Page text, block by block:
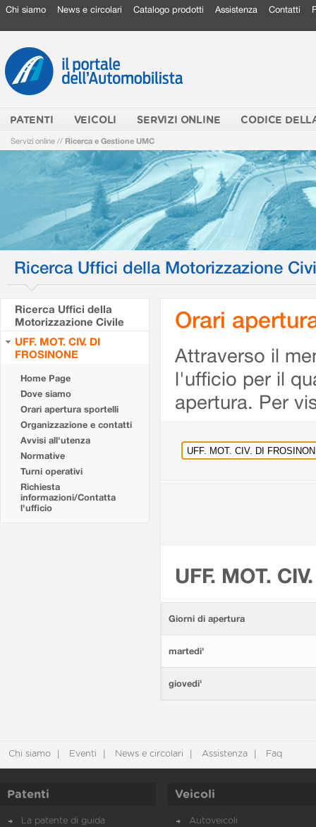
Chi siamo News e circolari Catalogo prodotti Assistenza Contatti
PATENTI VEICOLI SERVIZI ONLINE CODICE
Servizi online // Ricerca e Gestione UMC
Ricerca Uffici della Motorizzazione
Ricerca Uffici della
Motorizzazione Civile
UFF. MOT. CIV. DI
FROSINONE
Home Page
Dove siamo
Orari apertura sportelli
Organizzazione e contatti
Avvisi all'utenza
Normative
Turni operativi
Richiesta
informazioni/Contatta
l'ufficio
Orari
Attraverso il
l'ufficio per il
apertura. Per
UFF. MOT.
Giorni di apertura
martedi'
giovedi'
Chi siamo Eventi News e circolari Assistenza Faq
Patenti
La patente di guida
Veicoli
Autoveicoli